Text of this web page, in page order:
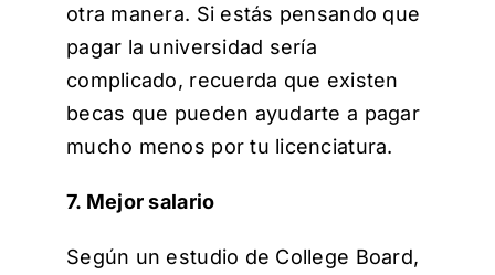
otra manera. Si estás pensando que
pagar la universidad sería
complicado, recuerda que existen
becas que pueden ayudarte a pagar
mucho menos por tu licenciatura.
7. Mejor salario
Según un estudio de College Board,